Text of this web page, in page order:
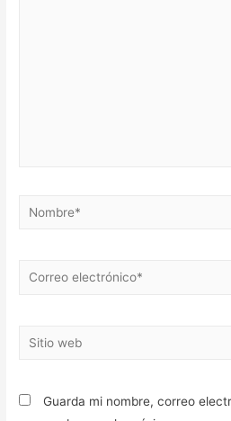
Nombre*
Correo
Sitio
Guarda mi nombre, correo